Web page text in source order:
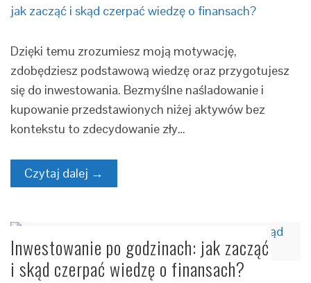
jak zacząć i skąd czerpać wiedzę o finansach?
Dzięki temu zrozumiesz moją motywację,
zdobędziesz podstawową wiedzę oraz przygotujesz
się do inwestowania. Bezmyślne naśladowanie i
kupowanie przedstawionych niżej aktywów bez
kontekstu to zdecydowanie zły…
Czytaj dalej →
Inwestowanie po godzinach: jak zacząć
i skąd czerpać wiedzę o finansach?